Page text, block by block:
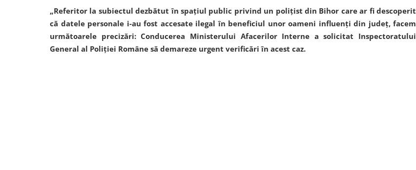
„Referitor la subiectul dezbătut în spaţiul public privind un poliţist din Bihor care ar fi descoperit
că datele personale i-au fost accesate ilegal în beneficiul unor oameni influenţi din judeţ, facem
următoarele precizări: Conducerea Ministerului Afacerilor Interne a solicitat Inspectoratului
General al Poliţiei Române să demareze urgent verificări în acest caz.